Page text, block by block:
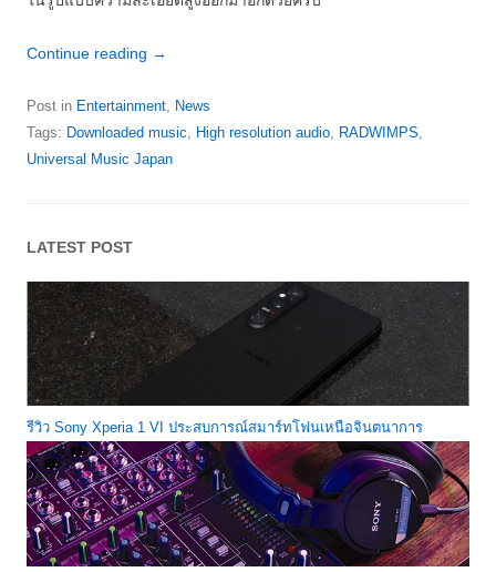
Continue reading →
Post in Entertainment News
Tags: Downloaded music High resolution audio RADWIMPS
Universal Music Japan
LATEST POST
รีวิว Sony Xperia 1 VI ประสบการณ์สมาร์ทโฟนเหนือจินตนาการ